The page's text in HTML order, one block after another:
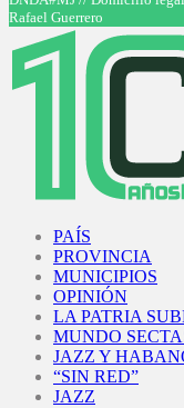
Rafael Guerrero
PAÍS
PROVINCIA
MUNICIPIOS
OPINIÓN
LA PATRIA
MUNDO
JAZZ Y
“SIN RED”
JAZZ